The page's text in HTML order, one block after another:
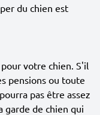
du chien est
votre chien. S'il
pensions ou toute
pas être assez
garde de chien qui